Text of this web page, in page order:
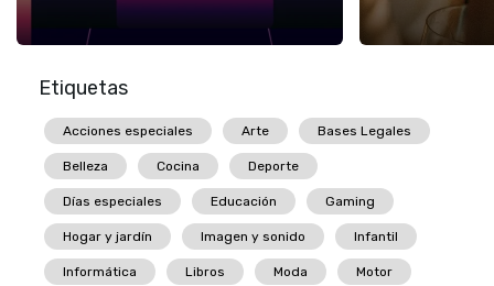
Etiquetas
Acciones especiales Arte Bases Legales
Belleza Cocina Deporte
Días especiales Educación Gaming
Hogar y jardín Imagen y sonido Infantil
Informática Libros Moda Motor